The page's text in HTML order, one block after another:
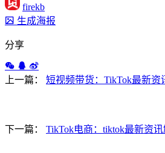
firekb
生成海报
分享
上一篇： 短视频带货：TikTok最新资
下一篇： TikTok电商：tiktok最新资